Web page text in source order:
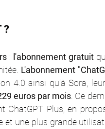
?
: l'abonnement gratuit
L'abonnement
4.0 ainsi qu'à Sora,
euros par mois . Ce
ChatGPT Plus, en
et une plus grande